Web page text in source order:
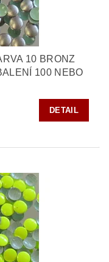
10 BRONZ
100 NEBO
DETAIL